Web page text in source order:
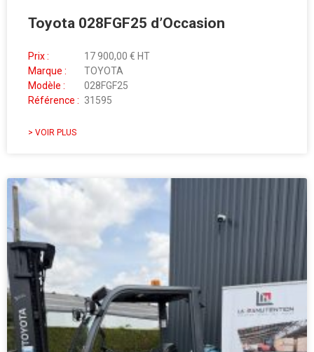
Toyota 028FGF25 d’Occasion
Prix :
17 900,00 € HT
Marque :
TOYOTA
Modèle :
028FGF25
Référence : 31595
> VOIR PLUS